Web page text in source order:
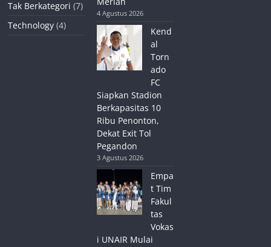
Tak Berkategori (7)
Technology (4)
4 Agustus 2026
Kend
al
Torn
ado
FC
Siapkan Stadion
Berkapasitas 10
Ribu Penonton,
Dekat Exit Tol
Pegandon
3 Agustus 2026
Empa
t Tim
Fakul
tas
Vokas
i UNAIR Mulai